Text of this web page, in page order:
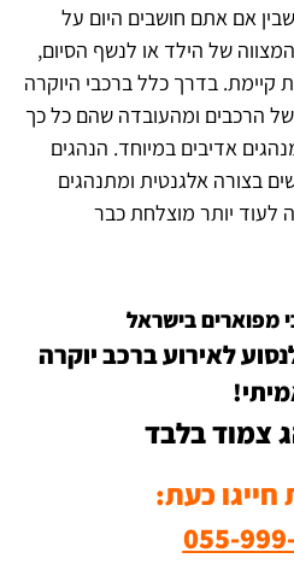
אם אתם חושבים היום על
של הילד או לנשף הסיום,
קיימת. בדרך כלל ברכבי היוקרה
הרכבים ומהעובדה שהם כל כך
אדיבים במיוחד. הנהגים
בצורה אלגנטית ומתנהגים
לעוד יותר מוצלחת כבר
מפוארים בישראל
לאירוע ברכב יוקרה
צמוד בלבד
חייגו כעת:
055-